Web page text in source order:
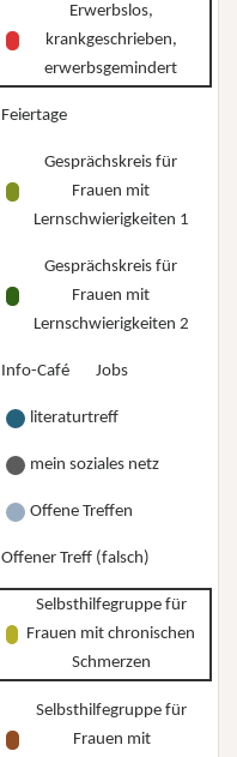
Erwerbslos,
krankgeschrieben,
erwerbsgemindert
Feiertage
Gesprächskreis für
Frauen mit
Lernschwierigkeiten 1
Gesprächskreis für
Frauen mit
Lernschwierigkeiten 2
Info-Café Jobs
literaturtreff
mein soziales netz
Offene Treffen
Offener Treff (falsch)
Selbsthilfegruppe für
Frauen mit chronischen
Schmerzen
Selbsthilfegruppe für
Frauen mit